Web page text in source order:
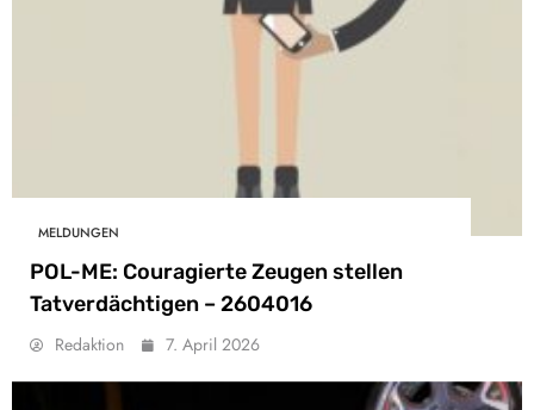
MELDUNGEN
POL-ME: Couragierte Zeugen stellen
Tatverdächtigen – 2604016
Redaktion 7. April 2026